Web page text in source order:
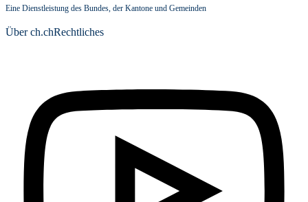
Eine Dienstleistung des Bundes, der Kantone und Gemeinden
Über ch.chRechtliches